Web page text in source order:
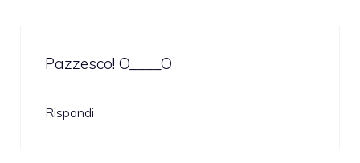
Pazzesco! O____O
Rispondi